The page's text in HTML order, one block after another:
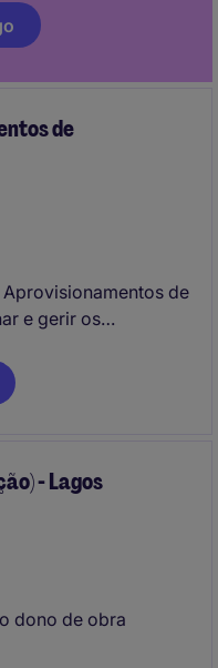
de
de
e gerir os
assegurar a
contribuindo para
- Lagos
dono de obra